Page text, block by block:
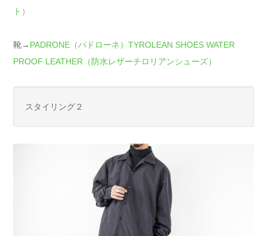
ト）
靴→ PADRONE（パドローネ）TYROLEAN SHOES WATER
PROOF LEATHER（防水レザーチロリアンシューズ）
スタイリング２